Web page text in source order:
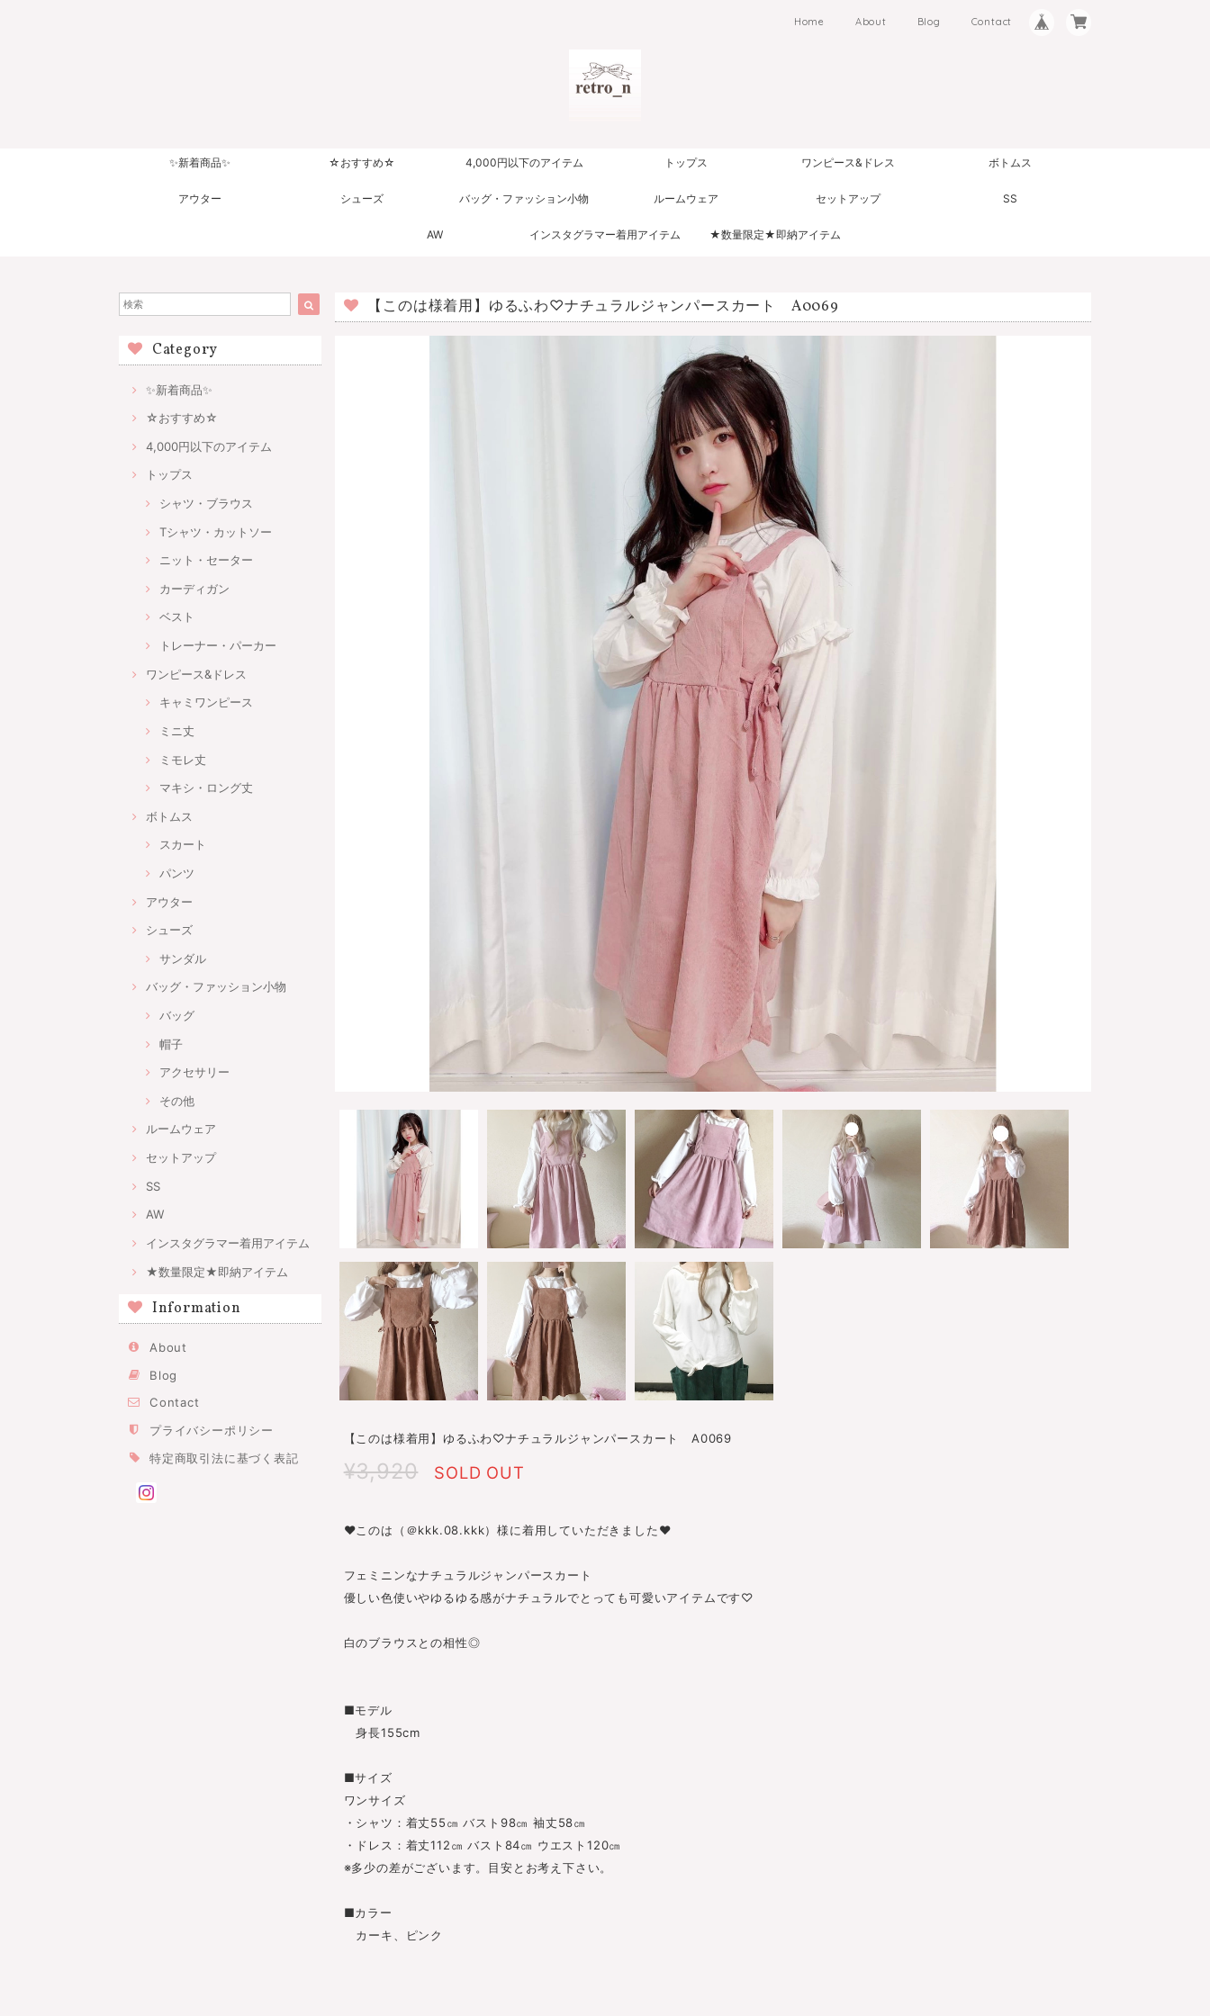
Home About Blog Contact
✨新着商品✨ ☆おすすめ☆ 4,000円以下のアイテム トップス ワンピース&ドレス ボトムス
アウター シューズ バッグ・ファッション小物 ルームウェア セットアップ SS
AW インスタグラマー着用アイテム ★数量限定★即納アイテム
Category
✨新着商品✨
☆おすすめ☆
4,000円以下のアイテム
トップス
シャツ・ブラウス
Tシャツ・カットソー
ニット・セーター
カーディガン
ベスト
トレーナー・パーカー
ワンピース&ドレス
キャミワンピース
ミニ丈
ミモレ丈
マキシ・ロング丈
ボトムス
スカート
パンツ
アウター
シューズ
サンダル
バッグ・ファッション小物
バッグ
帽子
アクセサリー
その他
ルームウェア
セットアップ
SS
AW
インスタグラマー着用アイテム
★数量限定★即納アイテム
Information
About
Blog
Contact
プライバシーポリシー
特定商取引法に基づく表記
【このは様着用】ゆるふわ♡ナチュラルジャンパースカート A0069
【このは様着用】ゆるふわ♡ナチュラルジャンパースカート A0069
¥3,920 SOLD OUT
♥︎︎このは（＠kkk.08.kkk）様に着用していただきました♥
フェミニンなナチュラルジャンパースカート
優しい色使いやゆるゆる感がナチュラルでとっても可愛いアイテムです♡
白のブラウスとの相性◎
■モデル
身長155cm
■サイズ
ワンサイズ
・シャツ：着丈55㎝ バスト98㎝ 袖丈58㎝
・ドレス：着丈112㎝ バスト84㎝ ウエスト120㎝
※多少の差がございます。目安とお考え下さい。
■カラー
カーキ、ピンク